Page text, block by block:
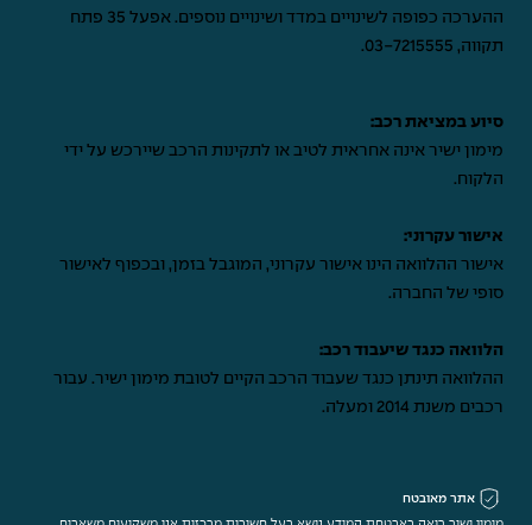
ההערכה כפופה לשינויים במדד ושינויים נוספים. אפעל 35 פתח
תקווה, 03-7215555
.
סיוע במציאת רכב:
מימון ישיר אינה אחראית לטיב או לתקינות הרכב שיירכש על ידי
הלקוח.
אישור עקרוני:
אישור ההלוואה הינו אישור עקרוני, המוגבל בזמן, ובכפוף לאישור
סופי של החברה.
הלוואה כנגד שיעבוד רכב:
ההלוואה תינתן כנגד שעבוד הרכב הקיים לטובת מימון ישיר. עבור
רכבים משנת 2014 ומעלה.
אתר מאובטח